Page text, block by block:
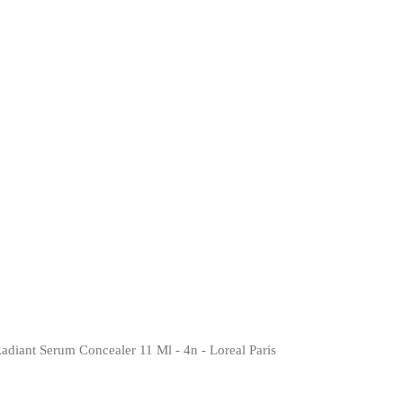
Serum Concealer 11 Ml - 4n - Loreal Paris